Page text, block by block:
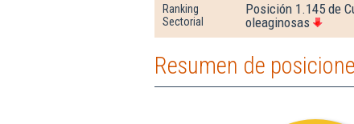
Ranking
Sectorial
Posición 1.145 de
oleaginosas
Resumen de